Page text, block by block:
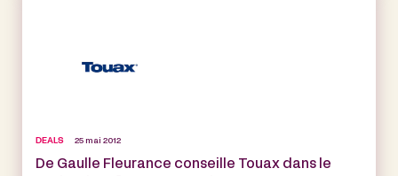
DEALS 25 mai 2012
De Gaulle Fleurance conseille Touax dans le